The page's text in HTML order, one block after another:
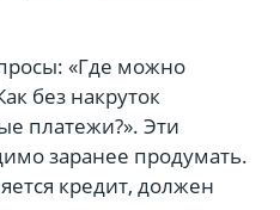
«Где можно
без накруток
платежи?». Эти
заранее продумать.
кредит, должен